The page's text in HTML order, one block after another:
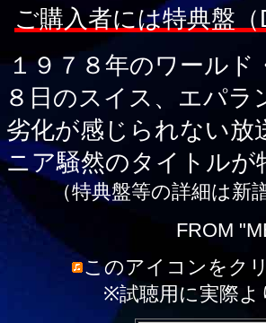
ご購入者には特典盤
１９７８年のワールド
８日のスイス、エパ
劣化が感じられない放
ニア騒然のタイトルが
（特典盤等の詳細は新
FROM
このアイコンをク
※試聴用に実際